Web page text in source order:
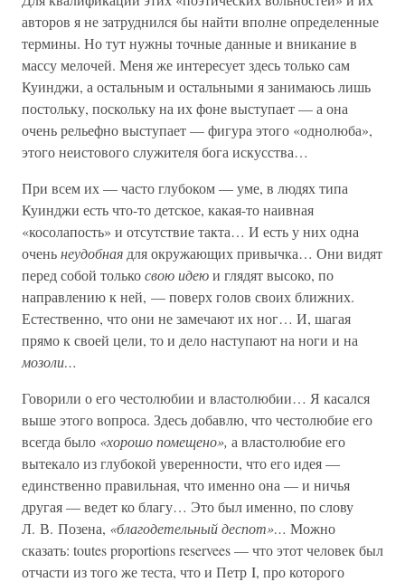
авторов я не затруднился бы найти вполне определенные
термины. Но тут нужны точные данные и вникание в
массу мелочей. Меня же интересует здесь только сам
Куинджи, а остальным и остальными я занимаюсь лишь
постольку, поскольку на их фоне выступает — а она
очень рельефно выступает — фигура этого «однолюба»,
этого неистового служителя бога искусства…
При всем их — часто глубоком — уме, в людях типа
Куинджи есть что-то детское, какая-то наивная
«косолапость» и отсутствие такта… И есть у них одна
оченьнеудобная для окружающих привычка… Они видят
перед собой толькосвою идеюи глядят высоко, по
направлению к ней, — поверх голов своих ближних.
Естественно, что они не замечают их ног… И, шагая
прямо к своей цели, то и дело наступают на ноги и на
мозоли…
Говорили о его честолюбии и властолюбии… Я касался
выше этого вопроса. Здесь добавлю, что честолюбие его
всегда было «хорошо помещено», а властолюбие его
вытекало из глубокой уверенности, что его идея —
единственно правильная, что именно она — и ничья
другая — ведет ко благу… Это был именно, по слову
Л. В. Позена, «благодетельный деспот»… Можно
сказать: toutes proportions reservees — что этот человек был
отчасти из того же теста, что и Петр I, про которого